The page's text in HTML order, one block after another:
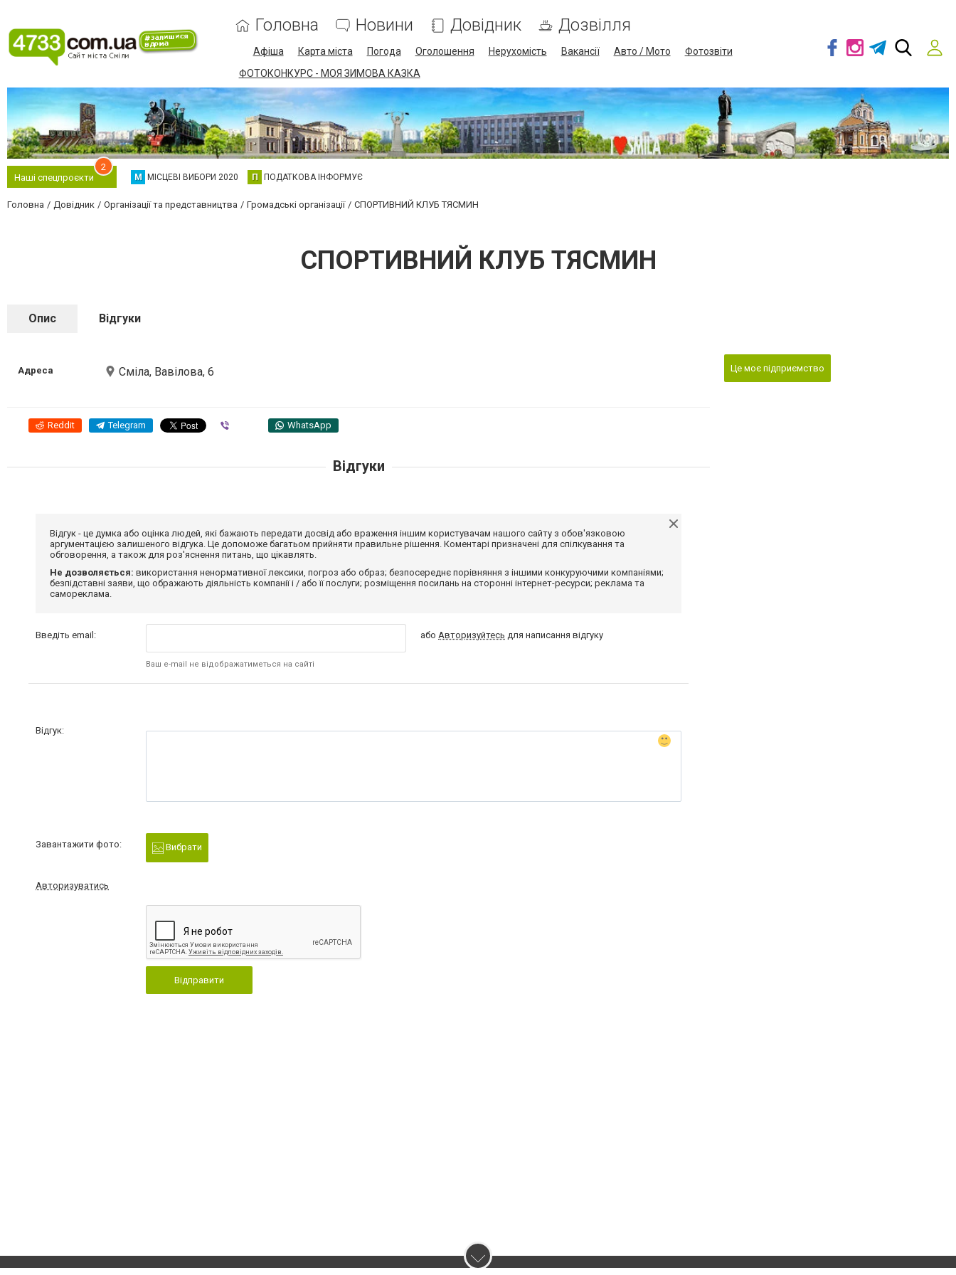
Головна Новини Довідник Дозвілля
Афіша Карта міста Погода Оголошення Нерухомість Вакансії Авто / Мото
Фотозвіти
ФОТОКОНКУРС - МОЯ ЗИМОВА КАЗКА
Наші спецпроєкти
2
М МІСЦЕВІ ВИБОРИ 2020 П ПОДАТКОВА ІНФОРМУЄ
Головна Довідник Організації та представництва Громадські організації СПОРТИВНИЙ КЛУБ ТЯСМИН
СПОРТИВНИЙ КЛУБ ТЯСМИН
Опис Відгуки
Адреса Сміла, Вавілова, 6
Reddit Telegram WhatsApp
Це моє підприємство
Відгуки
Відгук - це думка або оцінка людей, які бажають передати досвід або враження іншим користувачам нашого сайту з обов'язковою
аргументацією залишеного відгука. Це допоможе багатьом прийняти правильне рішення. Коментарі призначені для спілкування та
обговорення, а також для роз'яснення питань, що цікавлять.
Не дозволяється: використання ненормативної лексики, погроз або образ; безпосереднє порівняння з іншими конкуруючими компаніями;
безпідставні заяви, що ображають діяльність компанії і / або її послуги; розміщення посилань на сторонні інтернет-ресурси; реклама та
самореклама.
Введіть email:
Ваш e-mail не відображатиметься на сайті
абоАвторизуйтесь для написання відгуку
Відгук:
Завантажити фото: Вибрати
Авторизуватись
Відправити